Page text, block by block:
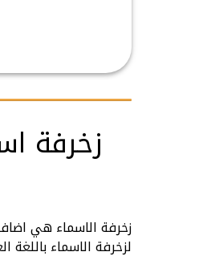
زخرفة
زخرفة الاسماء هي
لزخرفة الاسماء